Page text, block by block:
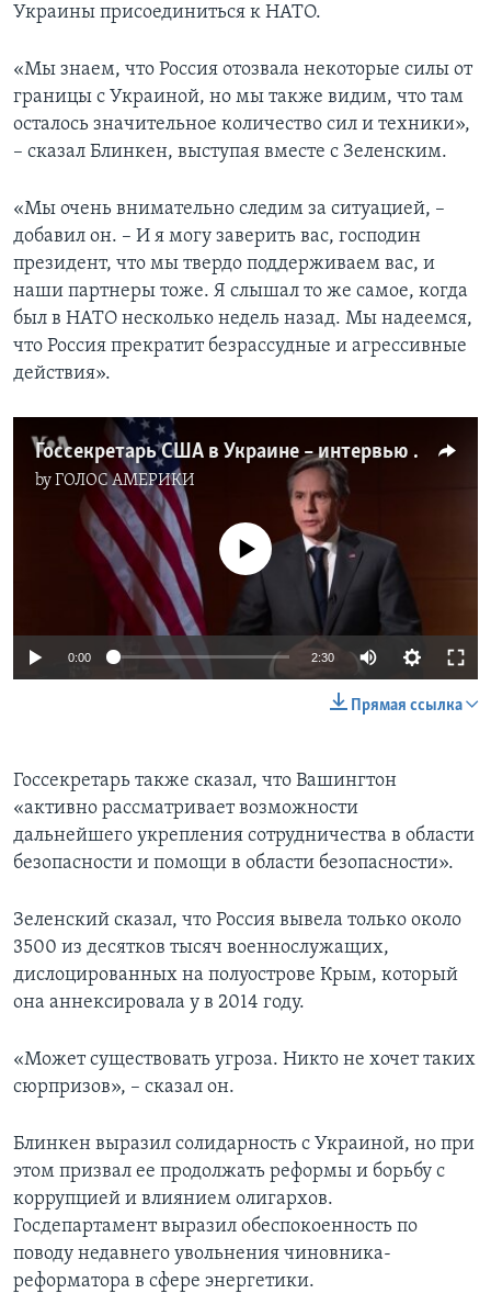
Украины присоединиться к НАТО.
«Мы знаем, что Россия отозвала некоторые силы от
границы с Украиной, но мы также видим, что там
осталось значительное количество сил и техники»,
– сказал Блинкен, выступая вместе с Зеленским.
«Мы очень внимательно следим за ситуацией, –
добавил он. – И я могу заверить вас, господин
президент, что мы твердо поддерживаем вас, и
наши партнеры тоже. Я слышал то же самое, когда
был в НАТО несколько недель назад. Мы надеемся,
что Россия прекратит безрассудные и агрессивные
действия».
Госсекретарь США в Украине – интервью Украинской службе Радио «Свобода»
byГОЛОС АМЕРИКИ
No media source currently available
0:00 2:30
Прямая ссылка
Госсекретарь также сказал, что Вашингтон
«активно рассматривает возможности
дальнейшего укрепления сотрудничества в области
безопасности и помощи в области безопасности».
Зеленский сказал, что Россия вывела только около
3500 из десятков тысяч военнослужащих,
дислоцированных на полуострове Крым, который
она аннексировала у в 2014 году.
«Может существовать угроза. Никто не хочет таких
сюрпризов», – сказал он.
Блинкен выразил солидарность с Украиной, но при
этом призвал ее продолжать реформы и борьбу с
коррупцией и влиянием олигархов.
Госдепартамент выразил обеспокоенность по
поводу недавнего увольнения чиновника-
реформатора в сфере энергетики.